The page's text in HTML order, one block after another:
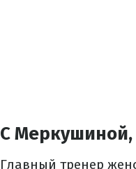
С
Главный тренер